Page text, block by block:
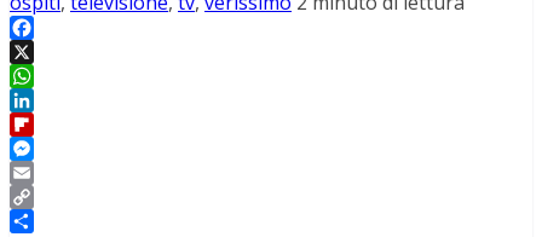
Facebook
X
WhatsApp
LinkedIn
Flipboard
Messenger
Email
Copy